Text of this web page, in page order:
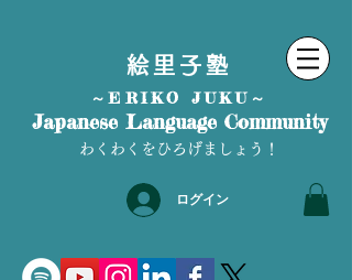
絵里子塾
～ERIKO JUKU～
Japanese Language Community
わくわくをひろげましょう！
ログイン